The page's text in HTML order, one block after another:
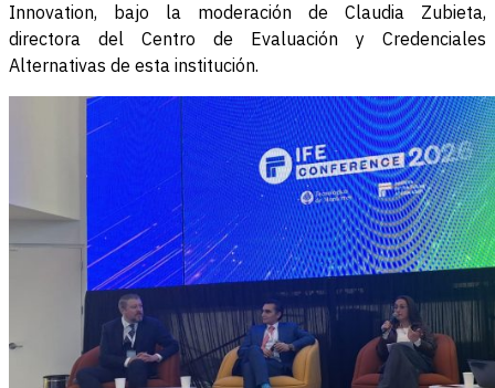
Innovation, bajo la moderación de Claudia Zubieta,
directora del Centro de Evaluación y Credenciales
Alternativas de esta institución.